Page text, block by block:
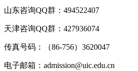
山东咨询QQ群：494522407
天津咨询QQ群：427936074
传真号码：（86-756）3620047
电子邮箱：admission@uic.edu.cn